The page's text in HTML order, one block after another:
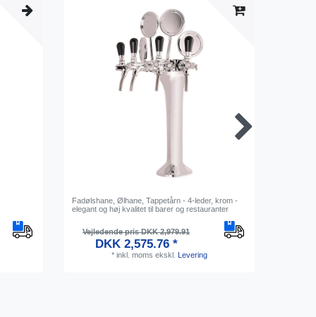
Fadølshane, Ølhane, Tappetårn - 4-leder, krom -
elegant og høj kvalitet til barer og restauranter
Vejledende pris DKK 2,979.91
DKK 2,575.76 *
* inkl. moms ekskl. Levering